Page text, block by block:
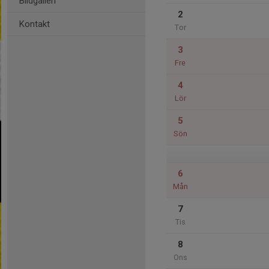
Kontakt
2
Tor
3
Fre
4
Lör
5
Sön
6
Mån
7
Tis
8
Ons